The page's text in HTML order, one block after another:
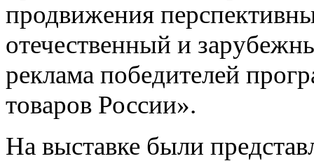
продвижения
отечественный и
реклама победителей
товаров России».
На выставке были